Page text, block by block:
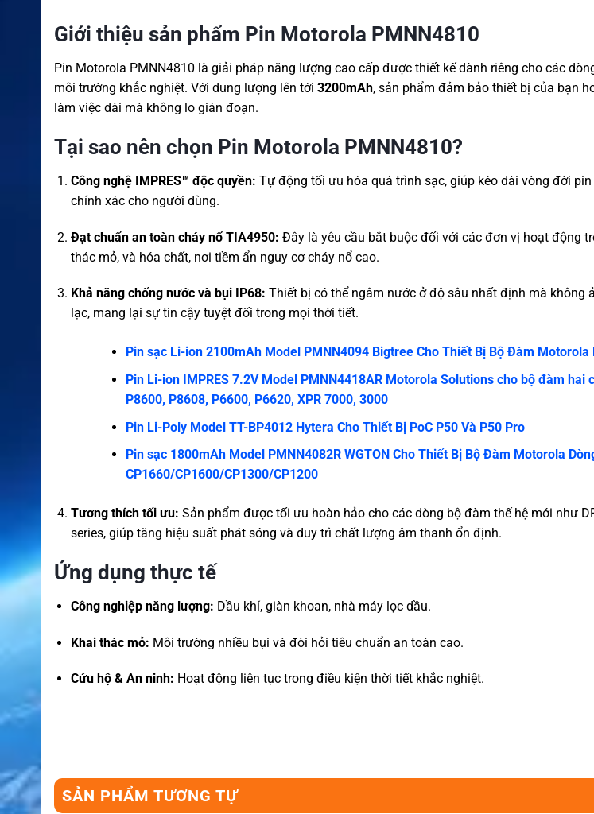
Giới thiệu sản phẩm Pin Motorola PMNN4810
Pin Motorola PMNN4810 là giải pháp năng lượng cao cấp được thiết kế dành riêng cho các
môi trường khắc nghiệt. Với dung lượng lên tới 3200mAh, sản phẩm đảm bảo thiết bị của bạn
làm việc dài mà không lo gián đoạn.
Tại sao nên chọn Pin Motorola PMNN4810?
Công nghệ IMPRES™ độc quyền: Tự động tối ưu hóa quá trình sạc, giúp kéo dài vòng đời
chính xác cho người dùng.
Đạt chuẩn an toàn cháy nổ TIA4950: Đây là yêu cầu bắt buộc đối với các đơn vị hoạt động
thác mỏ, và hóa chất, nơi tiềm ẩn nguy cơ cháy nổ cao.
Khả năng chống nước và bụi IP68: Thiết bị có thể ngâm nước ở độ sâu nhất định mà không
lạc, mang lại sự tin cậy tuyệt đối trong mọi thời tiết.
Pin sạc Li-ion 2100mAh Model PMNN4094 Bigtree Cho Thiết Bị Bộ Đàm Motorola
Pin Li-ion IMPRES 7.2V Model PMNN4418AR Motorola Solutions cho bộ đàm hai
P8600, P8608, P6600, P6620, XPR 7000, 3000
Pin Li-Poly Model TT-BP4012 Hytera Cho Thiết Bị PoC P50 Và P50 Pro
Pin sạc 1800mAh Model PMNN4082R WGTON Cho Thiết Bị Bộ Đàm Motorola
CP1660/CP1600/CP1300/CP1200
Tương thích tối ưu: Sản phẩm được tối ưu hoàn hảo cho các dòng bộ đàm thế hệ mới như
series, giúp tăng hiệu suất phát sóng và duy trì chất lượng âm thanh ổn định.
Ứng dụng thực tế
Công nghiệp năng lượng: Dầu khí, giàn khoan, nhà máy lọc dầu.
Khai thác mỏ: Môi trường nhiều bụi và đòi hỏi tiêu chuẩn an toàn cao.
Cứu hộ & An ninh: Hoạt động liên tục trong điều kiện thời tiết khắc nghiệt.
SẢN PHẨM TƯƠNG TỰ